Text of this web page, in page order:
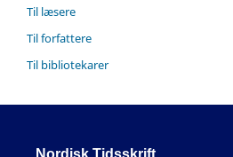
Til læsere
Til forfattere
Til bibliotekarer
Nordisk Tidsskrift